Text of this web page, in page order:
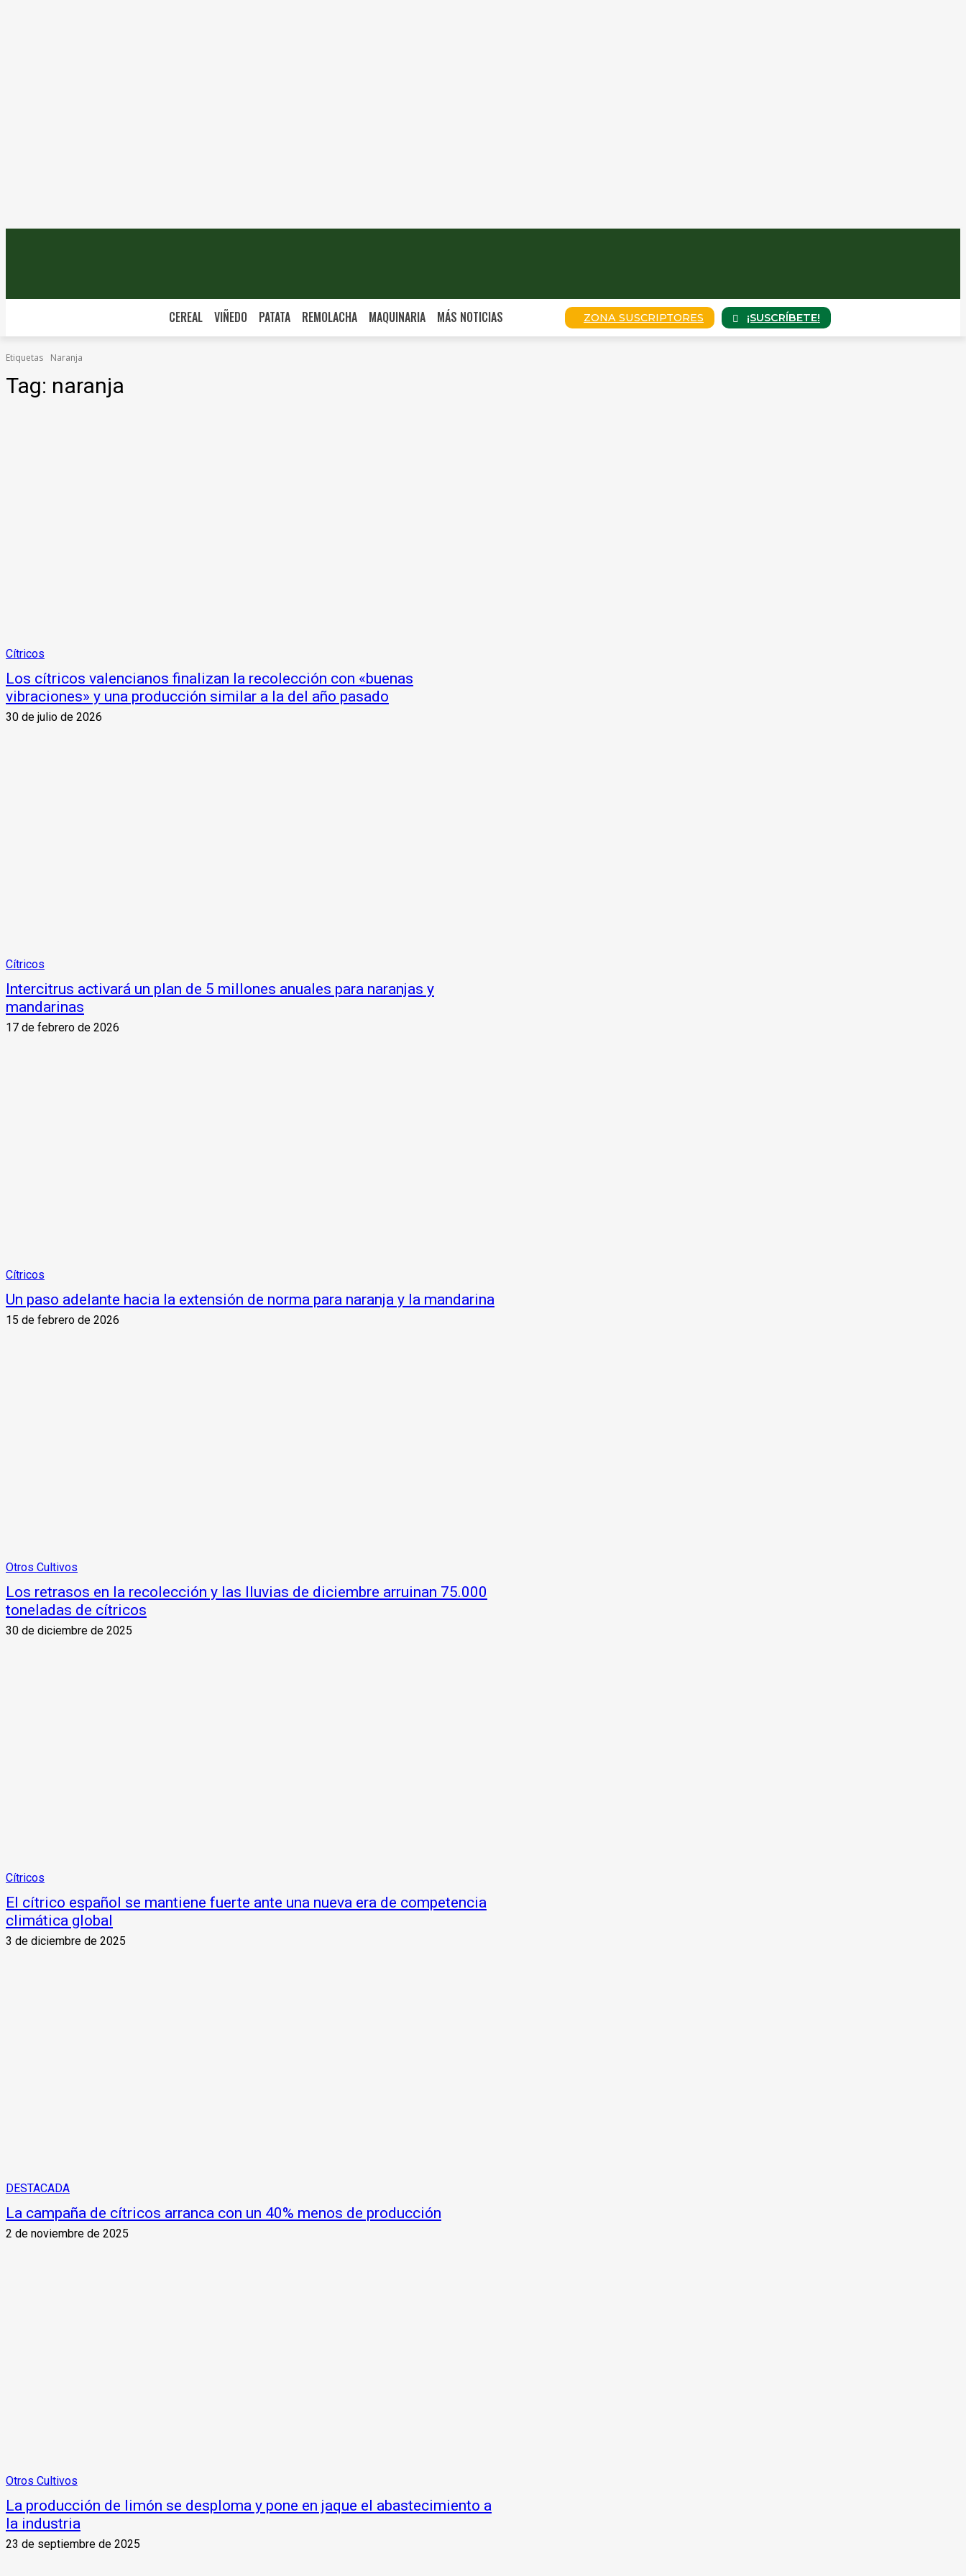
CEREAL VIÑEDO PATATA REMOLACHA MAQUINARIA MÁS NOTICIAS ZONA SUSCRIPTORES ¡SUSCRÍBETE!
Etiquetas Naranja
Tag: naranja
Cítricos
Los cítricos valencianos finalizan la recolección con «buenas
vibraciones» y una producción similar a la del año pasado
30 de julio de 2026
Cítricos
Intercitrus activará un plan de 5 millones anuales para naranjas y
mandarinas
17 de febrero de 2026
Cítricos
Un paso adelante hacia la extensión de norma para naranja y la mandarina
15 de febrero de 2026
Otros Cultivos
Los retrasos en la recolección y las lluvias de diciembre arruinan 75.000
toneladas de cítricos
30 de diciembre de 2025
Cítricos
El cítrico español se mantiene fuerte ante una nueva era de competencia
climática global
3 de diciembre de 2025
DESTACADA
La campaña de cítricos arranca con un 40% menos de producción
2 de noviembre de 2025
Otros Cultivos
La producción de limón se desploma y pone en jaque el abastecimiento a
la industria
23 de septiembre de 2025